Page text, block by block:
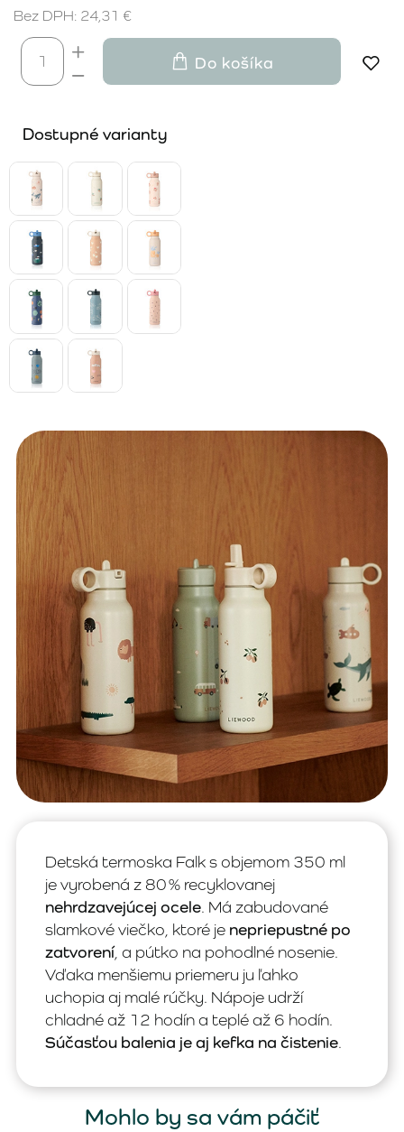
Bez DPH: 24,31 €
Do košíka
Dostupné varianty
Detská termoska Falk s objemom 350 ml
je vyrobená z 80 % recyklovanej
nehrdzavejúcej ocele. Má zabudované
slamkové viečko, ktoré je nepriepustné po
zatvorení, a pútko na pohodlné nosenie.
Vďaka menšiemu priemeru ju ľahko
uchopia aj malé rúčky. Nápoje udrží
chladné až 12 hodín a teplé až 6 hodín.
Súčasťou balenia je aj kefka na čistenie.
Mohlo by sa vám páčiť